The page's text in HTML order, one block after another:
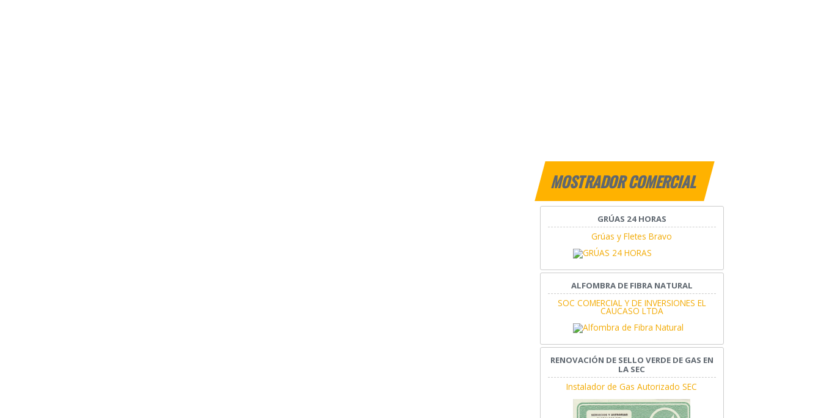
MOSTRADOR COMERCIAL
GRÚAS 24 HORAS
Grúas y Fletes Bravo
ALFOMBRA DE FIBRA NATURAL
SOC COMERCIAL Y DE INVERSIONES EL
CAUCASO LTDA
RENOVACIÓN DE SELLO VERDE DE GAS EN
LA SEC
Instalador de Gas Autorizado SEC